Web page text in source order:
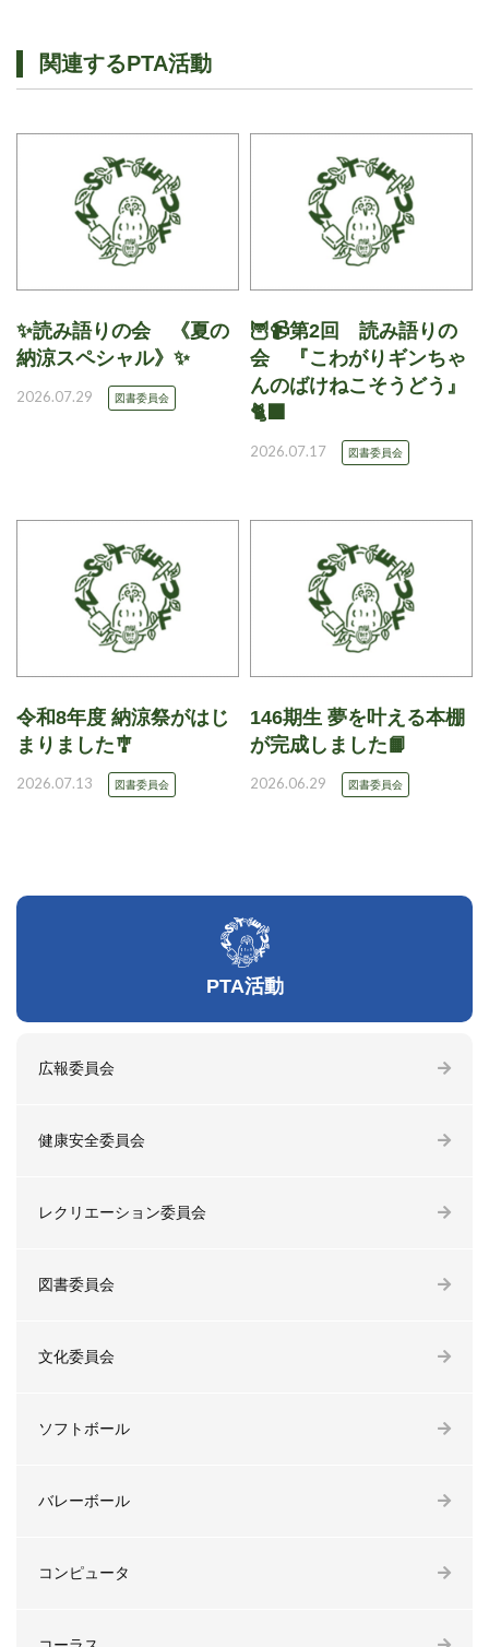
関連するPTA活動
✨読み語りの会 《夏の
納涼スペシャル》✨
2026.07.29 図書委員会
🦉📹第2回 読み語りの
会 『こわがりギンちゃ
んのばけねこそうどう』
🐈‍⬛
2026.07.17 図書委員会
令和8年度 納涼祭がはじ
まりました🎐
2026.07.13 図書委員会
146期生 夢を叶える本棚
が完成しました📙
2026.06.29 図書委員会
PTA活動
広報委員会
健康安全委員会
レクリエーション委員会
図書委員会
文化委員会
ソフトボール
バレーボール
コンピュータ